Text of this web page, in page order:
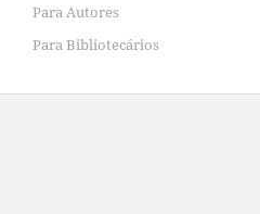
Para Autores
Para Bibliotecários